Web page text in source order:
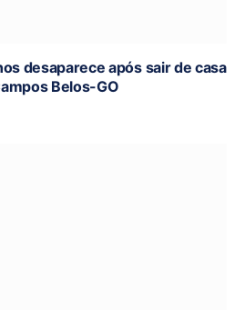
desaparece após sair de casa
Belos-GO